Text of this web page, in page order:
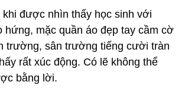
khi được nhìn thấy học sinh với
hứng, mặc quần áo đẹp tay cầm cờ
trường, sân trường tiếng cười tràn
rất xúc động. Có lẽ không thể
bằng lời.